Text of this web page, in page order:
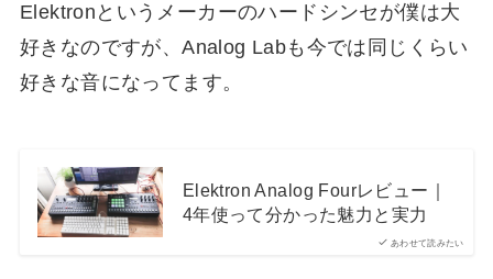
Elektronというメーカーのハードシンセが僕は大
好きなのですが、Analog Labも今では同じくらい
好きな音になってます。
あわせて読みたい
Elektron Analog Fourレビュー｜
4年使って分かった魅力と実力